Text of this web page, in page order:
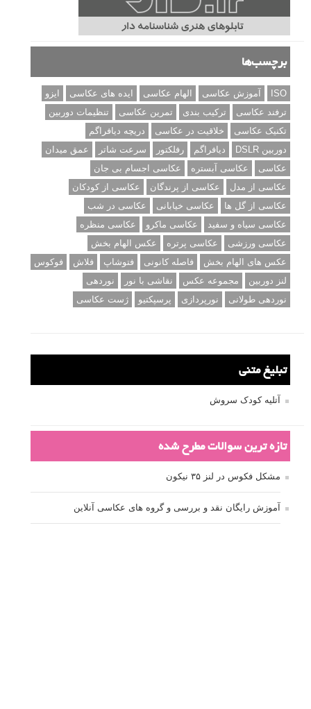
برچسب‌ها
ISO آموزش عکاسی الهام عکاسی ایده های عکاسی
ایزو
ترفند عکاسی
ترکیب بندی تمرین عکاسی
تنظیمات دوربین
تکنیک عکاسی
خلاقیت در عکاسی
دریچه دیافراگم
دوربین DSLR
دیافراگم رفلکتور سرعت شاتر
عمق میدان
عکاسی
عکاسی آبستره
عکاسی اجسام بی جان
عکاسی از مدل
عکاسی از پرندگان
عکاسی از کودکان
عکاسی از گل ها
عکاسی خیابانی
عکاسی در شب
عکاسی سیاه و سفید
عکاسی ماکرو
عکاسی منظره
عکاسی ورزشی
عکاسی پرتره
عکس الهام بخش
عکس های الهام بخش
فاصله کانونی فتوشاپ فلاش
فوکوس
لنز دوربین
مجموعه عکس نقاشی با نور
نوردهی
نوردهی طولانی
نورپردازی پرسپکتیو ژست عکاسی
تبلیغ متنی
آتلیه کودک سروش
تازه ترین سوالات مطرح شده
مشکل فکوس در لنز ۳۵ نیکون
آموزش رایگان نقد و بررسی و گروه های عکاسی آنلاین